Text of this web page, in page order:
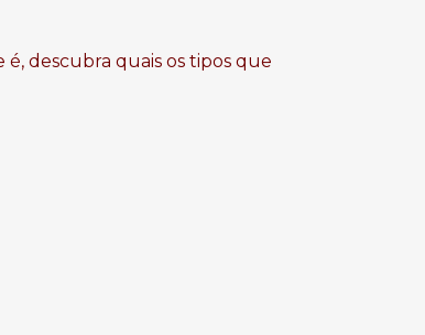
descubra quais os tipos que